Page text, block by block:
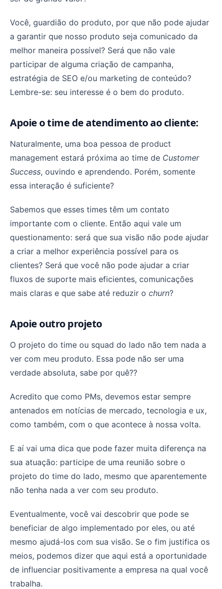
Você, guardião do produto, por que não pode ajudar
a garantir que nosso produto seja comunicado da
melhor maneira possível? Será que não vale
participar de alguma criação de campanha,
estratégia de SEO e/ou marketing de conteúdo?
Lembre-se: seu interesse é o bem do produto.
Apoie o time de atendimento ao cliente:
Naturalmente, uma boa pessoa de product
management estará próxima ao time de Customer
Success, ouvindo e aprendendo. Porém, somente
essa interação é suficiente?
Sabemos que esses times têm um contato
importante com o cliente. Então aqui vale um
questionamento: será que sua visão não pode ajudar
a criar a melhor experiência possível para os
clientes? Será que você não pode ajudar a criar
fluxos de suporte mais eficientes, comunicações
mais claras e que sabe até reduzir o churn?
Apoie outro projeto
O projeto do time ou squad do lado não tem nada a
ver com meu produto. Essa pode não ser uma
verdade absoluta, sabe por quê??
Acredito que como PMs, devemos estar sempre
antenados em notícias de mercado, tecnologia e ux,
como também, com o que acontece à nossa volta.
E aí vai uma dica que pode fazer muita diferença na
sua atuação: participe de uma reunião sobre o
projeto do time do lado, mesmo que aparentemente
não tenha nada a ver com seu produto.
Eventualmente, você vai descobrir que pode se
beneficiar de algo implementado por eles, ou até
mesmo ajudá-los com sua visão. Se o fim justifica os
meios, podemos dizer que aqui está a oportunidade
de influenciar positivamente a empresa na qual você
trabalha.